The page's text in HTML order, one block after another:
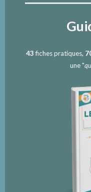
43fiches pratiques,
une "